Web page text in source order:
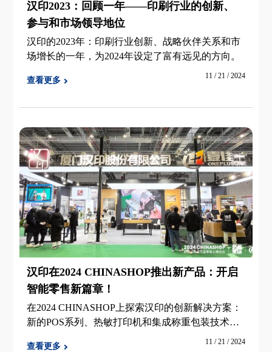
汉印2023：回顾一年——印刷行业的创新、
参与和市场领导地位
汉印的2023年：印刷行业创新、战略伙伴关系和市
场增长的一年，为2024年设定了富有远见的方向。
查看更多
11 / 21 / 2024
汉印在2024 CHINASHOP推出新产品：开启
智能零售新篇章！
在2024 CHINASHOP上探索汉印的创新解决方案：
新的POS系列、热敏打印机和集成称重包装技术为
查看更多
11 / 21 / 2024